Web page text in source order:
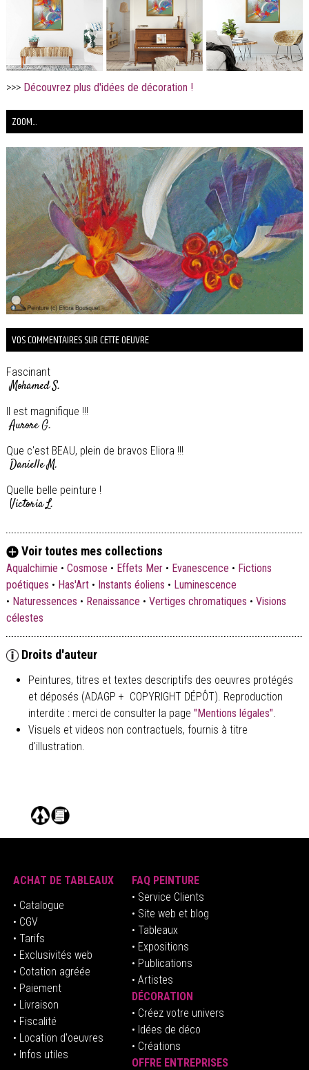
>>> Découvrez plus d'idées de décoration !
ZOOM...
VOS COMMENTAIRES SUR CETTE OEUVRE
Fascinant
Mohamed S.
Il est magnifique !!!
Aurore G.
Que c'est BEAU, plein de bravos Eliora !!!
Danielle M.
Quelle belle peinture !
Victoria L.
Voir toutes mes collections
Aqualchimie • Cosmose • Effets Mer• Evanescence • Fictions
poétiques • Has'Art• Instants éoliens • Luminescence
• Naturessences • Renaissance • Vertiges chromatiques • Visions
célestes
Droits d'auteur
Peintures, titres et textes descriptifs des oeuvres protégés
et déposés (ADAGP + COPYRIGHT DÉPÔT). Reproduction
interdite : merci de consulter la page "Mentions légales"
Visuels et videos non contractuels, fournis à titre
d'illustration.
ACHAT DE TABLEAUX
• Catalogue
• CGV
• Tarifs
• Exclusivités web
• Cotation agréée
• Paiement
• Livraison
• Fiscalité
• Location d'oeuvres
• Infos utiles
FAQ PEINTURE
• Service Clients
• Site web et blog
• Tableaux
• Expositions
• Publications
• Artistes
DÉCORATION
• Créez votre univers
• Idées de déco
• Créations
OFFRE ENTREPRISES